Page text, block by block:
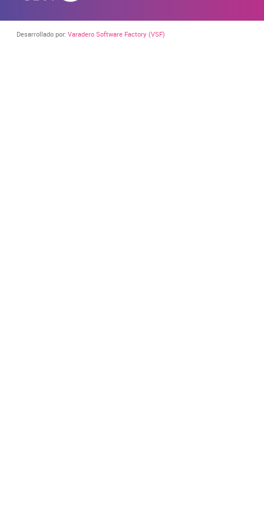
Desarrollado por: Varadero Software Factory (VSF)